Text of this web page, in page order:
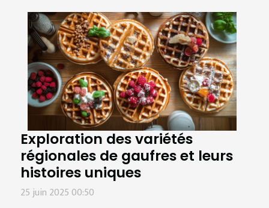
Exploration des variétés
régionales de gaufres et leurs
histoires uniques
25 juin 2025 00:50